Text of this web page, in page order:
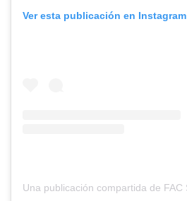
Ver esta publicación en Instagram